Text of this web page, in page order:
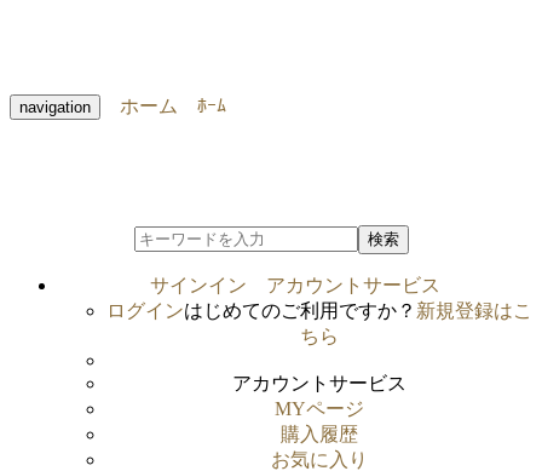
navigation ホーム ﾎｰﾑ
検索
サインイン
アカウントサービス
ログインはじめてのご利用ですか？ 新規登録はこ
ちら
アカウントサービス
MYページ
購入履歴
お気に入り